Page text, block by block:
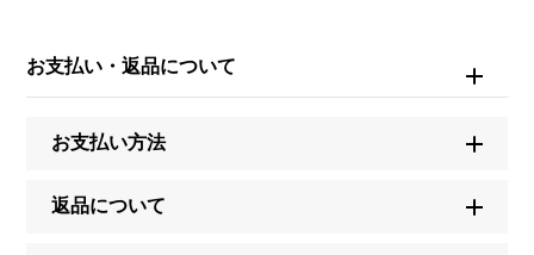
テニス
タイプ
お支払い・返品について
お支払い方法
返品について